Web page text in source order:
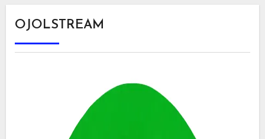
OJOLSTREAM